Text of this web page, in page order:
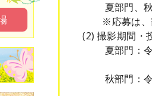
夏部門、秋部
※応募は、部
(2) 撮影期間・
夏部門：令和
秋部門：令和